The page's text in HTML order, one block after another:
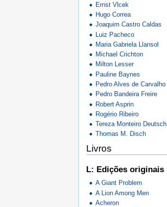
Ernst Vlcek
Hugo Correa
Joaquim Castro Caldas
Luiz Pacheco
Maria Gabriela Llansol
Michael Crichton
Milton Lesser
Pauline Baynes
Pedro Alves de Carvalho
Pedro Bandeira Freire
Robert Asprin
Rogério Ribeiro
Tereza Monteiro Deutsch
Thomas M. Disch
Livros
L: Edições originais
A Giant Problem
A Lion Among Men
Acheron